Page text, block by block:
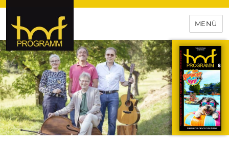
hof-programm – das
Veranstaltungsportal für
Hochfranken
MENÜ